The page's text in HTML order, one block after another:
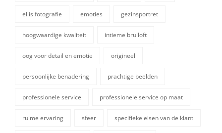
ellis fotografie emoties gezinsportret
hoogwaardige kwaliteit intieme bruiloft
oog voor detail en emotie origineel
persoonlijke benadering prachtige beelden
professionele service professionele service op maat
ruime ervaring sfeer specifieke eisen van de klant